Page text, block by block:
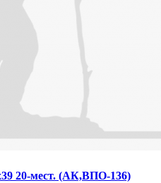
20-мест. (АК,ВПО-136)